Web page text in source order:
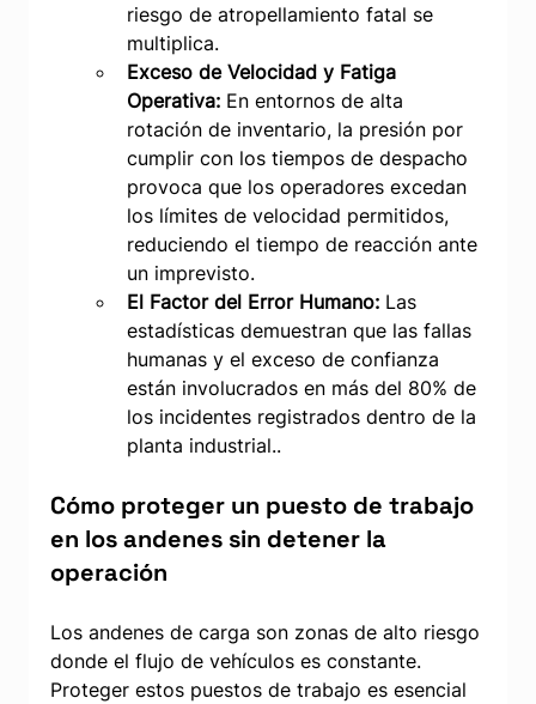
riesgo de atropellamiento fatal se
multiplica.
Exceso de Velocidad y Fatiga
Operativa: En entornos de alta
rotación de inventario, la presión por
cumplir con los tiempos de despacho
provoca que los operadores excedan
los límites de velocidad permitidos,
reduciendo el tiempo de reacción ante
un imprevisto.
El Factor del Error Humano: Las
estadísticas demuestran que las fallas
humanas y el exceso de confianza
están involucrados en más del 80% de
los incidentes registrados dentro de la
planta industrial..
Cómo proteger un puesto de trabajo
en los andenes sin detener la
operación
Los andenes de carga son zonas de alto riesgo
donde el flujo de vehículos es constante.
Proteger estos puestos de trabajo es esencial